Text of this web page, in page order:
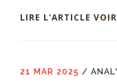
LIRE L'ARTICLE
21 MAR 2025 /